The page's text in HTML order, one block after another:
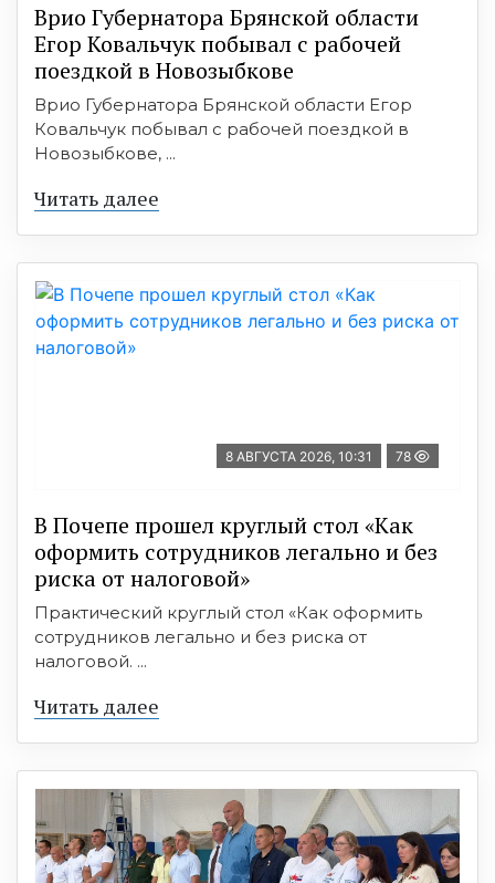
Врио Губернатора Брянской области
Егор Ковальчук побывал с рабочей
поездкой в Новозыбкове
Врио Губернатора Брянской области Егор
Ковальчук побывал с рабочей поездкой в
Новозыбкове, ...
Читать далее
8 АВГУСТА 2026, 10:31 78
В Почепе прошел круглый стол «Как
оформить сотрудников легально и без
риска от налоговой»
Практический круглый стол «Как оформить
сотрудников легально и без риска от
налоговой. ...
Читать далее